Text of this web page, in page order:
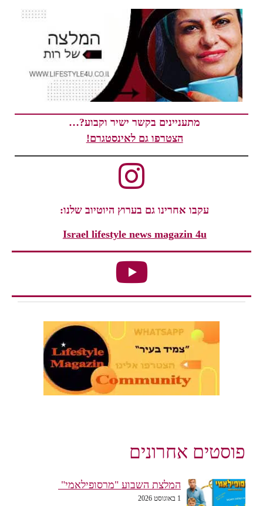
מתעניינים בקשר ישיר וקבוע?…
הצטרפו גם לאינסטגרם!
עקבו אחרינו גם בערוץ היוטיוב שלנו:
Israel lifestyle news magazin 4u
פוסטים אחרונים
המלצת השבוע "מרסופילאמי"
1 באוגוסט 2026